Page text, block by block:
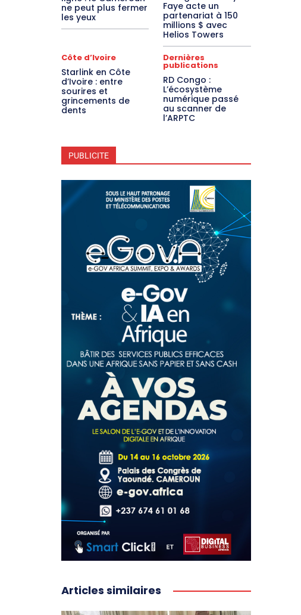
ne peut plus fermer
les yeux
Faye acte un
partenariat à 150
millions $ avec
Helios Towers
Côte d’Ivoire
Starlink en Côte
d’Ivoire : entre
sourires et
grincements de
dents
Dernières
publications
RD Congo :
L’écosystème
numérique passé
au scanner de
l’ARPTC
PUBLICITE
Articles similaires